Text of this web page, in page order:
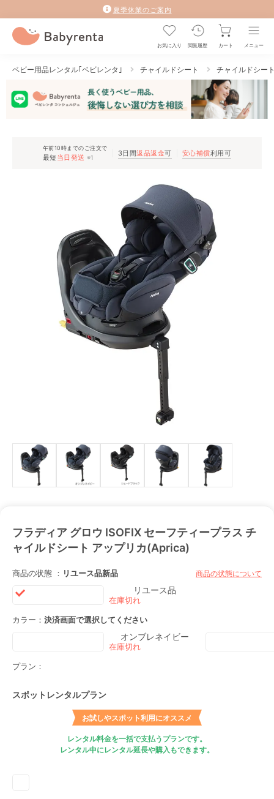
夏季休業のご案内
お気に入り 閲覧履歴 カート メニュー
ベビー用品レンタル｢ベビレンタ｣ チャイルドシート チャイルドシー
午前10時までのご注文で
最短 当日発送 ※1 3日間返品返金可 安心補償利用可
フラディア グロウ ISOFIX セーフティープラス チ
ャイルドシート アップリカ(Aprica)
商品の状態 ： リユース品新品 商品の状態について
リユース品
カラー： 決済画面で選択してください
オンブレネイビー
プラン：
スポットレンタルプラン
お試しやスポット利用にオススメ
レンタル料金を一括で支払うプランです。
レンタル中にレンタル延長や購入もできます。